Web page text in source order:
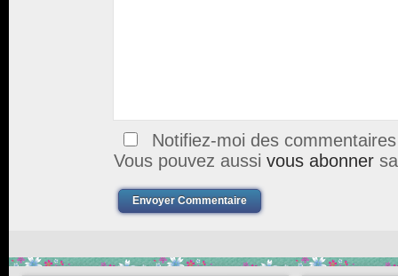
Notifiez-moi des
Vous pouvez aussi vous abonner
Envoyer Commentaire